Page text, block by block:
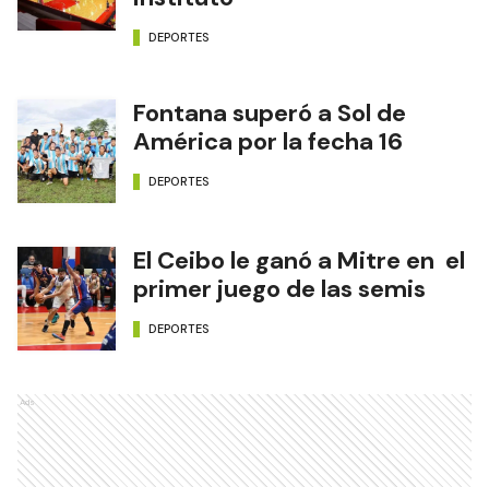
DEPORTES
Fontana superó a Sol de
América por la fecha 16
DEPORTES
El Ceibo le ganó a Mitre en el
primer juego de las semis
DEPORTES
Ads